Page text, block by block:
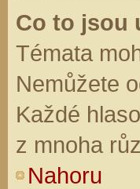
Co to jsou
Témata
Nemůžete
Každé
z mnoha
Nahoru